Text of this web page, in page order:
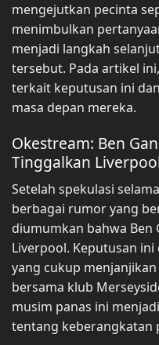
mengejutkan pecinta
menimbulkan
menjadi langkah
tersebut. Pada artikel
terkait keputusan ini
masa depan mereka.
Okestream: Ben
Tinggalkan
Setelah spekulasi
berbagai rumor yang
diumumkan bahwa Ben
Liverpool. Keputusan
yang cukup
bersama klub
musim panas ini
tentang keberangkatan